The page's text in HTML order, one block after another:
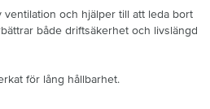
ventilation och hjälper till att leda bort
både driftsäkerhet och livslängd
för lång hållbarhet.